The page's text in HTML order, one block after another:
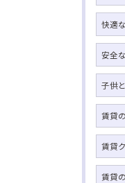
快適
安全
子供
賃貸
賃貸
賃貸